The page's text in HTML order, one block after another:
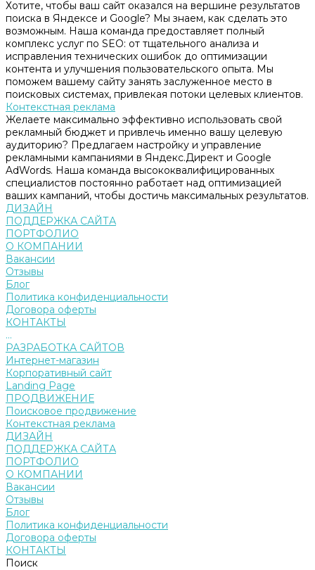
Хотите, чтобы ваш сайт оказался на вершине результатов
поиска в Яндексе и Google? Мы знаем, как сделать это
возможным. Наша команда предоставляет полный
комплекс услуг по SEO: от тщательного анализа и
исправления технических ошибок до оптимизации
контента и улучшения пользовательского опыта. Мы
поможем вашему сайту занять заслуженное место в
поисковых системах, привлекая потоки целевых клиентов.
Контекстная реклама
Желаете максимально эффективно использовать свой
рекламный бюджет и привлечь именно вашу целевую
аудиторию? Предлагаем настройку и управление
рекламными кампаниями в Яндекс.Директ и Google
AdWords. Наша команда высококвалифицированных
специалистов постоянно работает над оптимизацией
ваших кампаний, чтобы достичь максимальных результатов.
ДИЗАЙН
ПОДДЕРЖКА САЙТА
ПОРТФОЛИО
О КОМПАНИИ
Вакансии
Отзывы
Блог
Политика конфиденциальности
Договора оферты
КОНТАКТЫ
...
РАЗРАБОТКА САЙТОВ
Интернет-магазин
Корпоративный сайт
Landing Page
ПРОДВИЖЕНИЕ
Поисковое продвижение
Контекстная реклама
ДИЗАЙН
ПОДДЕРЖКА САЙТА
ПОРТФОЛИО
О КОМПАНИИ
Вакансии
Отзывы
Блог
Политика конфиденциальности
Договора оферты
КОНТАКТЫ
Поиск